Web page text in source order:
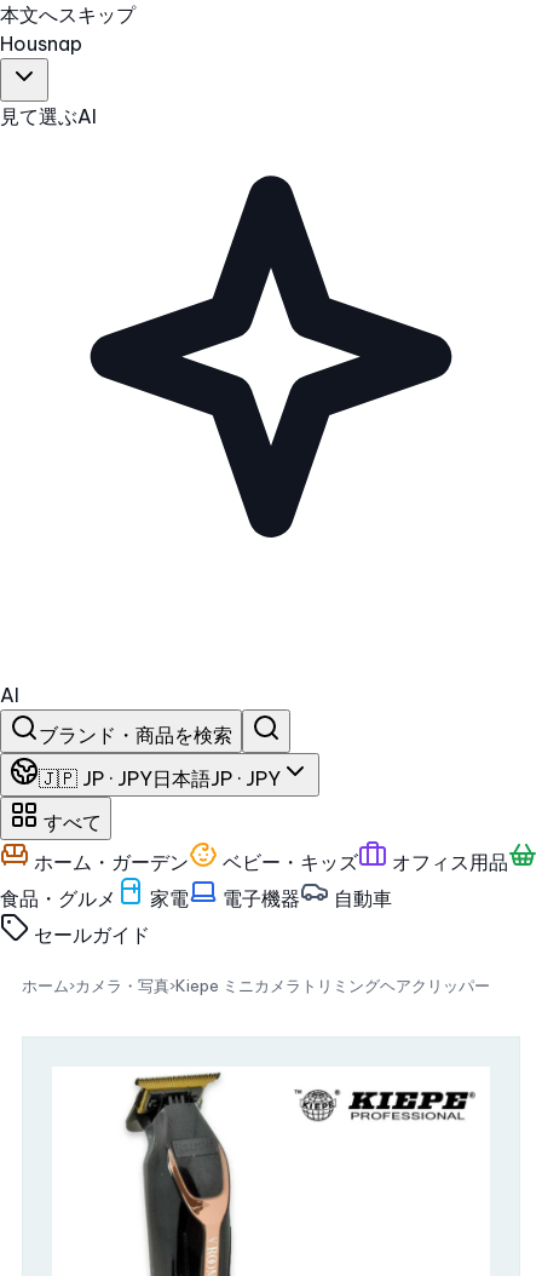
本文へスキップ
Housnap
見て選ぶAI
AI
ブランド・商品を検索
🇯🇵 JP · JPY日本語JP · JPY
すべて
ホーム・ガーデン
ベビー・キッズ
オフィス用品
食品・グルメ
家電 電子機器
自動車
セールガイド
ホーム›カメラ・写真›Kiepe ミニカメラトリミングヘアクリッパー